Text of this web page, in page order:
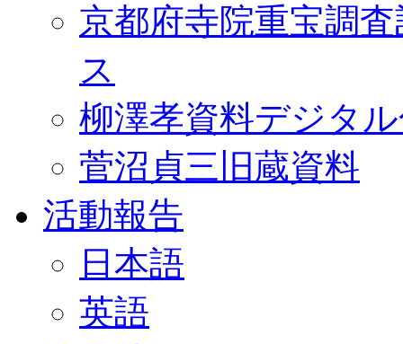
京都府寺院重宝調
ス
柳澤孝資料デジタ
菅沼貞三旧蔵資料
活動報告
日本語
英語